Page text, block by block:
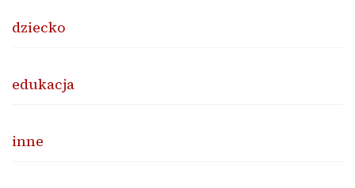
dziecko
edukacja
inne